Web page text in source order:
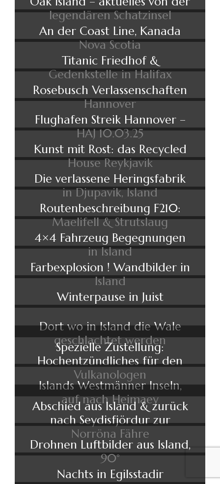
legendären Schatzinsel
An der Coast Line, Kanada
Nova Scotia
Titanic Friedhof &
Gedenkstelle in Halifax
Rosebusch Verlassenschaften
Hannover
Flughafen Streik Hannover –
HAJ 10.03.25
Kunst mit Rost: das Recycled
House Reykjavik
Die verlassene Heringsfabrik
in Djupavik, Island
Routenbeschreibung F210:
Maelifell & Strutslaug
4×4 Fahrzeug Begegnungen
in Island
Farbexplosion ! Wandbilder in
Island
Winterpause in Juist
Dort wo in Island die Wale
geschlachtet werden
Spezielle Zustellung:
Hochentzündliches für den
Vulkanologen
Islands Westmänner Inseln,
auf nach Heimaey
Abschied aus Island & zurück
nach Seydisfjördur zur
Norröna Fähre
Drohnen Luftbilder aus Island,
90°
Nachts in Egilsstadir